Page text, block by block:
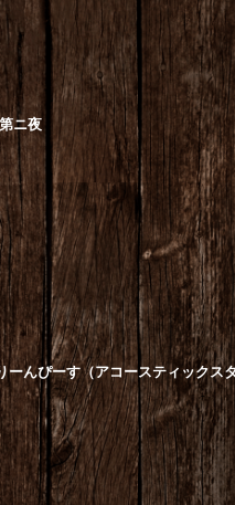
ニ夜
ーんぴーす（アコースティックスタ